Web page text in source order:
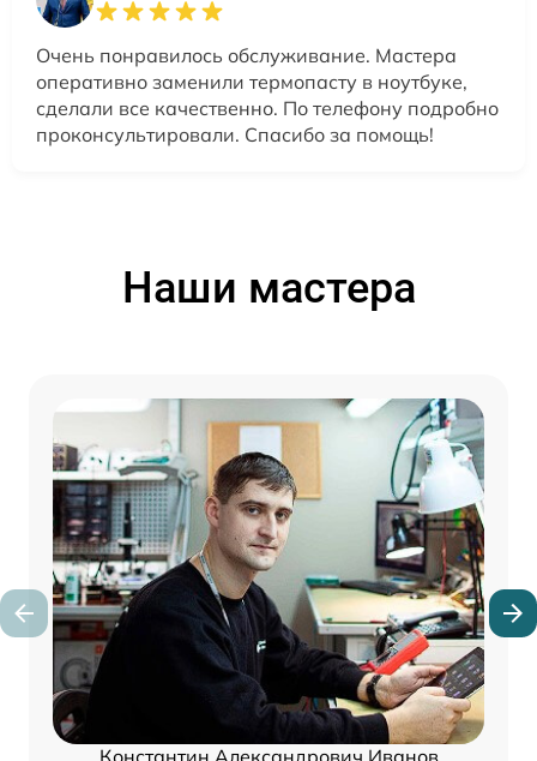
Очень понравилось обслуживание. Мастера
оперативно заменили термопасту в ноутбуке,
сделали все качественно. По телефону подробно
проконсультировали. Спасибо за помощь!
Наши мастера